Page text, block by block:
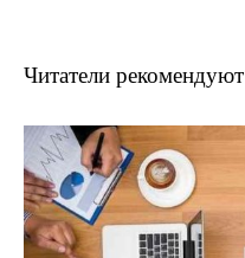
Читатели рекомендуют